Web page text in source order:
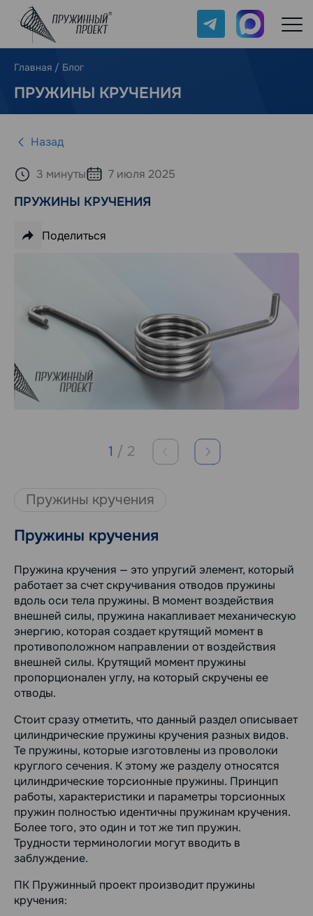
Telegram Max
Главная / Блог
ПРУЖИНЫ КРУЧЕНИЯ
Назад
3 минуты 7 июля 2025
ПРУЖИНЫ КРУЧЕНИЯ
Поделиться
1 / 2
Пружины кручения
Пружины кручения
Пружина кручения — это упругий элемент, который
работает за счет скручивания отводов пружины
вдоль оси тела пружины. В момент воздействия
внешней силы, пружина накапливает механическую
энергию, которая создает крутящий момент в
противоположном направлении от воздействия
внешней силы. Крутящий момент пружины
пропорционален углу, на который скручены ее
отводы.
Стоит сразу отметить, что данный раздел описывает
цилиндрические пружины кручения разных видов.
Те пружины, которые изготовлены из проволоки
круглого сечения. К этому же разделу относятся
цилиндрические торсионные пружины. Принцип
работы, характеристики и параметры торсионных
пружин полностью идентичны пружинам кручения.
Более того, это один и тот же тип пружин.
Трудности терминологии могут вводить в
заблуждение.
ПК Пружинный проект производит пружины
кручения: